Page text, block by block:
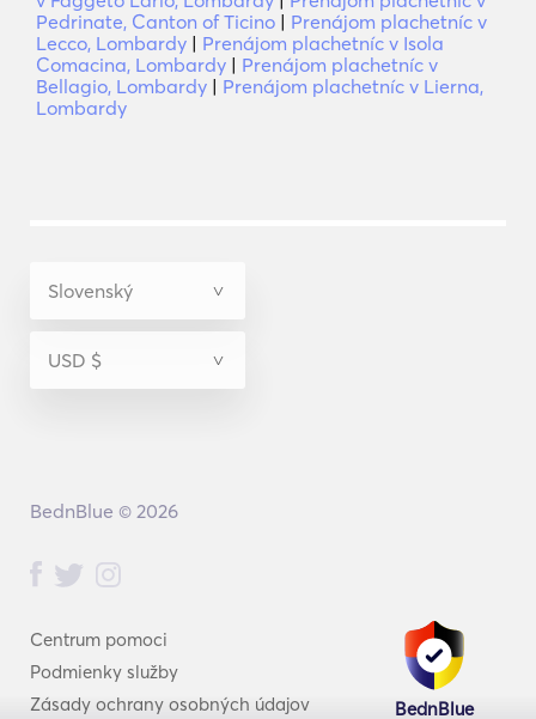
Pedrinate, Canton of Ticino | Prenájom plachetníc v
Lecco, Lombardy | Prenájom plachetníc v Isola
Comacina, Lombardy | Prenájom plachetníc v
Bellagio, Lombardy | Prenájom plachetníc v Lierna,
Lombardy
Centrum pomoci
Podmienky služby
Zásady ochrany osobných údajov
BednBlue
BednBlue © 2026